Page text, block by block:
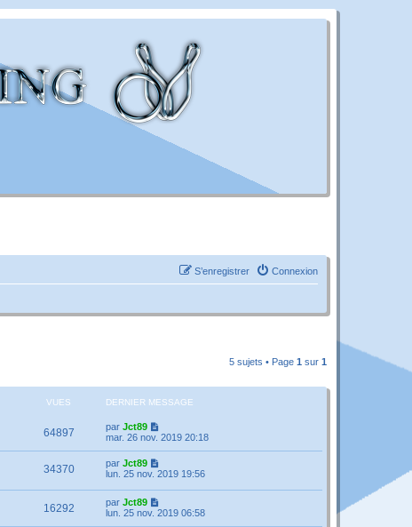
Connexion
S’enregistrer
5 sujets • Page 1 sur 1
VUES DERNIER MESSAGE
64897 par Jct89
mar. 26 nov. 2019 20:18
34370 par Jct89
lun. 25 nov. 2019 19:56
16292 par Jct89
lun. 25 nov. 2019 06:58